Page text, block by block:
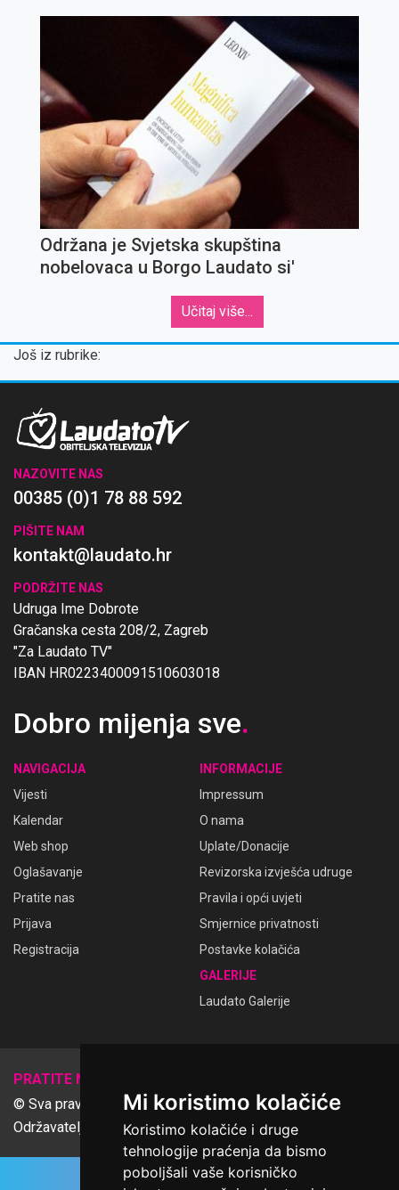
Mi koristimo kolačiće
Koristimo kolačiće i druge
tehnologije praćenja da bismo
poboljšali vaše korisničko
Održana je Svjetska skupština
nobelovaca u Borgo Laudato si'
Učitaj više...
Još iz rubrike:
NAZOVITE NAS
00385 (0)1 78 88 592
PIŠITE NAM
kontakt@laudato.hr
PODRŽITE NAS
Udruga Ime Dobrote
Gračanska cesta 208/2, Zagreb
"Za Laudato TV"
IBAN HR0223400091510603018
Dobro mijenja sve.
NAVIGACIJA
Vijesti
Kalendar
Web shop
Oglašavanje
Pratite nas
Prijava
Registracija
INFORMACIJE
Impressum
O nama
Uplate/Donacije
Revizorska izvješća udruge
Pravila i opći uvjeti
Smjernice privatnosti
Postavke kolačića
GALERIJE
Laudato Galerije
PRATITE NAS
© Sva prava pridržana Udruga Ime dobrote
Održavatelj Netcom d.o.o., Riva 6, Rijeka